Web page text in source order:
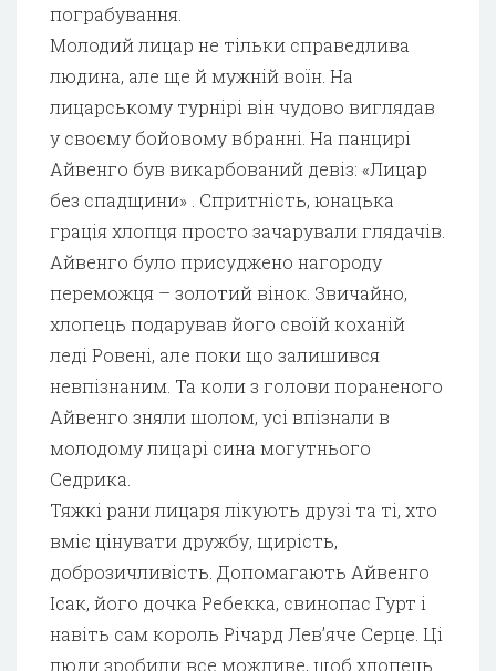
пограбування.
Молодий лицар не тільки справедлива
людина, але ще й мужній воїн. На
лицарському турнірі він чудово виглядав
у своєму бойовому вбранні. На панцирі
Айвенго був викарбований девіз: «Лицар
без спадщини» . Спритність, юнацька
грація хлопця просто зачарували глядачів.
Айвенго було присуджено нагороду
переможця – золотий вінок. Звичайно,
хлопець подарував його своїй коханій
леді Ровені, але поки що залишився
невпізнаним. Та коли з голови пораненого
Айвенго зняли шолом, усі впізнали в
молодому лицарі сина могутнього
Седрика.
Тяжкі рани лицаря лікують друзі та ті, хто
вміє цінувати дружбу, щирість,
доброзичливість. Допомагають Айвенго
Ісак, його дочка Ребекка, свинопас Гурт і
навіть сам король Річард Лев’яче Серце. Ці
люди зробили все можливе, щоб хлопець